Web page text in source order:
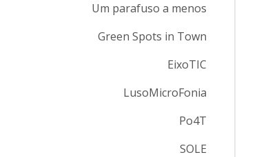
Um parafuso a menos
Green Spots in Town
EixoTIC
LusoMicroFonia
Po4T
SOLE